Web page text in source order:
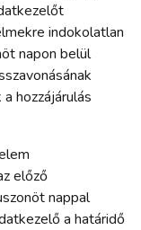
indokolatlan
napon belül
hozzájárulás
előző
nappal
a határidő